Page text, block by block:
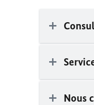
Nous